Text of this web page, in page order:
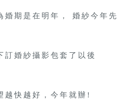
婚期是在明年， 婚紗今年
訂婚紗攝影包套了以後
越快越好，今年就辦!